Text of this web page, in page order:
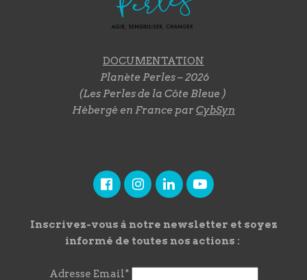
DOCUMENTATION
Planète Perles – 2026
(Les Perles de la Côte Bleue )
Hébergé en France parCybSyn
Inscrivez-vous à notre newsletter et soyez
informé de toutes nos actions :
Adresse Email*